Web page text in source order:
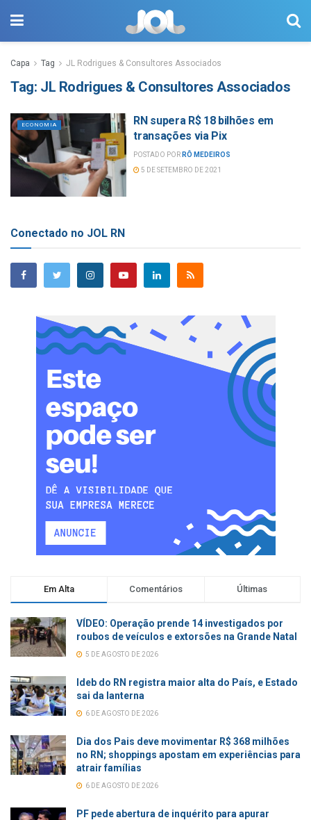
Capa Tag JL Rodrigues & Consultores Associados
Tag: JL Rodrigues & Consultores Associados
ECONOMIA
RN supera R$ 18 bilhões em
transações via Pix
POSTADO POR RÔ MEDEIROS
5 DE SETEMBRO DE 2021
Conectado no JOL RN
Em Alta Comentários Últimas
VÍDEO: Operação prende 14 investigados por
roubos de veículos e extorsões na Grande Natal
5 DE AGOSTO DE 2026
Ideb do RN registra maior alta do País, e Estado
sai da lanterna
6 DE AGOSTO DE 2026
Dia dos Pais deve movimentar R$ 368 milhões
no RN; shoppings apostam em experiências para
atrair famílias
6 DE AGOSTO DE 2026
PF pede abertura de inquérito para apurar